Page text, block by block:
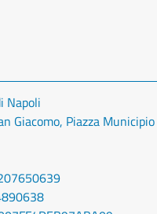
Napoli
Giacomo, Piazza Municipio